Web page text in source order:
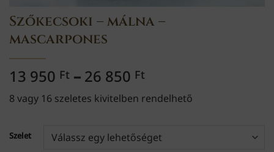
Szőkecsoki – málna –
mascarpones
13 950 Ft – 26 850 FtÁrtartomány:
950 Ft
26
8 vagy 16 szeletes kivitelben rendelhető
Szelet